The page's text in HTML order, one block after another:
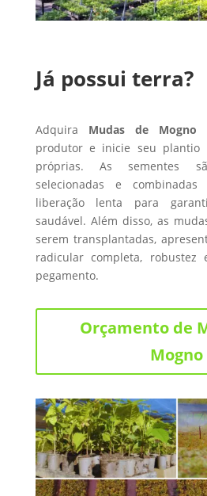
Já possui terra?
Adquira Mudas de Mogno
produtor e inicie seu plantio
próprias. As sementes
selecionadas e
liberação lenta para
saudável. Além disso, as
serem transplantadas,
radicular completa, robustez
pegamento.
Orçamento de
Mogno